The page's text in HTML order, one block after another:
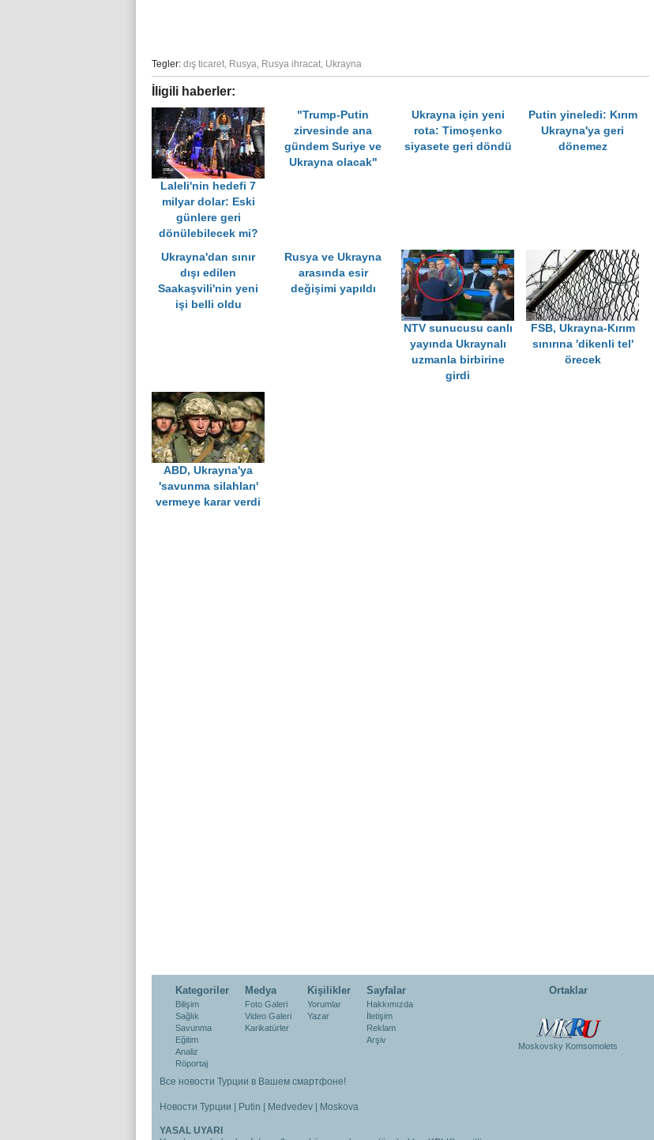
Tegler: dış ticaret, Rusya, Rusya ihracat, Ukrayna
İligili haberler:
Laleli'nin hedefi 7
milyar dolar: Eski
günlere geri
dönülebilecek mi?
"Trump-Putin
zirvesinde ana
gündem Suriye ve
Ukrayna olacak"
Ukrayna için yeni
rota: Timoşenko
siyasete geri döndü
Putin yineledi: Kırım
Ukrayna'ya geri
dönemez
Ukrayna'dan sınır
dışı edilen
Saakaşvili'nin yeni
işi belli oldu
Rusya ve Ukrayna
arasında esir
değişimi yapıldı
NTV sunucusu canlı
yayında Ukraynalı
uzmanla birbirine
girdi
FSB, Ukrayna-Kırım
sınırına 'dikenli tel'
örecek
ABD, Ukrayna'ya
'savunma silahları'
vermeye karar verdi
Kategoriler
Bilişim
Sağlık
Savunma
Eğitim
Analiz
Röportaj
Medya
Foto Galeri
Video Galeri
Karikatürler
Kişilikler
Yorumlar
Yazar
Sayfalar
Hakkımızda
İletişim
Reklam
Arşiv
Ortaklar
Moskovsky Komsomolets
Все новости Турции в Вашем смартфоне!
Новости Турции Putin Medvedev Moskova
YASAL UYARI